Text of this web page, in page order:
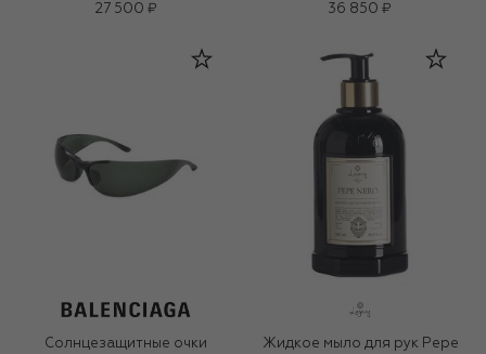
27 500 ₽
36 850 ₽
Солнцезащитные очки
Жидкое мыло для рук Pepe